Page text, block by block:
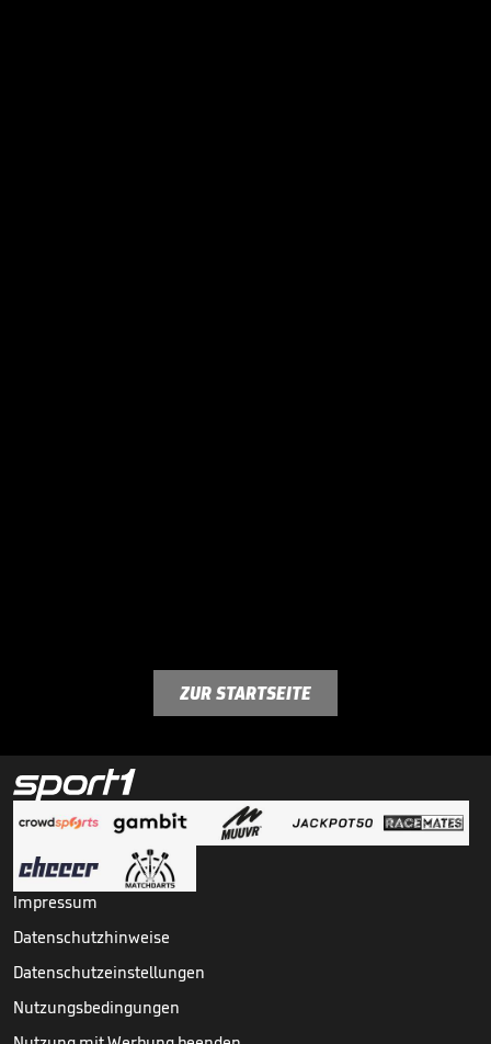
ZUR STARTSEITE
Impressum
Datenschutzhinweise
Datenschutzeinstellungen
Nutzungsbedingungen